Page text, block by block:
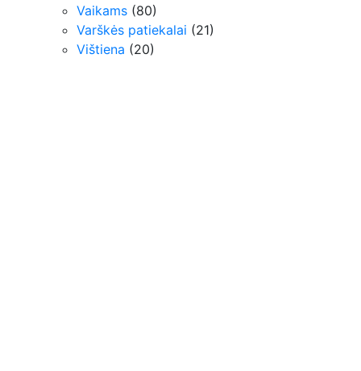
Vaikams (80)
Varškės patiekalai (21)
Vištiena (20)